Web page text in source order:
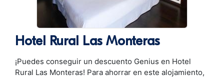
Hotel Rural Las Monteras
¡Puedes conseguir un descuento Genius en Hotel
Rural Las Monteras! Para ahorrar en este alojamiento,